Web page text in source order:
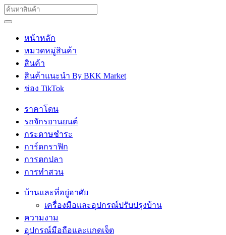
หน้าหลัก
หมวดหมู่สินค้า
สินค้า
สินค้าแนะนำ By BKK Market
ช่อง TikTok
ราคาโดน
รถจักรยานยนต์
กระดาษชำระ
การ์ดกราฟิก
การตกปลา
การทำสวน
บ้านและที่อยู่อาศัย
เครื่องมือและอุปกรณ์ปรับปรุงบ้าน
ความงาม
อุปกรณ์มือถือและแกดเจ็ต